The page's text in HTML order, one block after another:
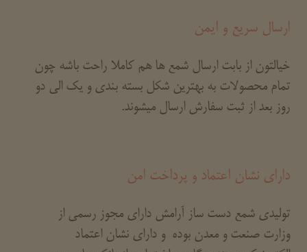
ارسال سریع و ایمن
خیالتون از بابت ارسال شمع ها هم کاملا راحت باشه چون
تمام محصولات به بهترین شکل بسته بندی و یک الی دو
روز بعد از ثبت سفارش ارسال میشوند.
دارای نشان اعتماد و پرداخت امن
تولیدی شمع دست ساز آرامش دارای مجوز رسمی از
وزارت صنعت و معدن بوده و دارای نشان اعتماد